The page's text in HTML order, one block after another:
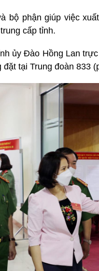
bộ phận giúp việc
cấp tỉnh.
ủy Đào Hồng Lan
tại Trung đoàn 833